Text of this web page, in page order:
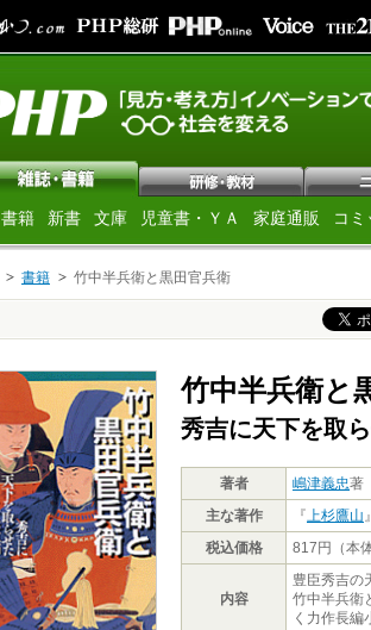
書籍 新書 文庫 児童書・ＹＡ 家庭通販 コミ
書籍 竹中半兵衛と黒田官兵衛
竹中半兵衛と
秀吉に天下を取
著者 嶋津義忠著
主な著作
『上杉鷹山
税込価格
817円（本
内容
豊臣秀吉の
竹中半兵衛
く力作長編